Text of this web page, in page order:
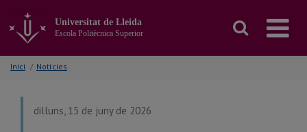
contingut
principal
Universitat de Lleida
Escola Politècnica Superior
Inici / Notícies
dilluns, 15 de juny de 2026